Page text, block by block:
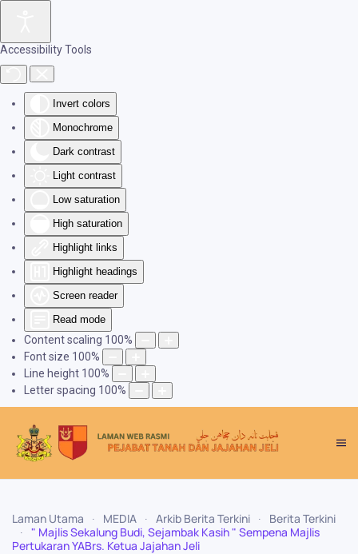
Accessibility Tools
Invert colors
Monochrome
Dark contrast
Light contrast
Low saturation
High saturation
Highlight links
Highlight headings
Screen reader
Read mode
Content scaling 100%
Font size 100%
Line height 100%
Letter spacing 100%
Skip to main content
Laman Utama MEDIA Arkib Berita Terkini
Berita Terkini
" Majlis Sekalung Budi, Sejambak Kasih " Sempena Majlis
Pertukaran YABrs. Ketua Jajahan Jeli